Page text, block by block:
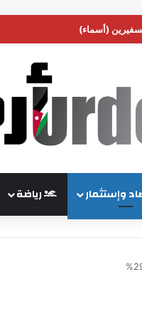
(أسماء)
وإستثمار رياضة